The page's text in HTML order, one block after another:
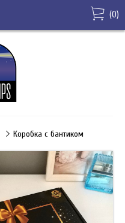
(0)
Коробка с бантиком